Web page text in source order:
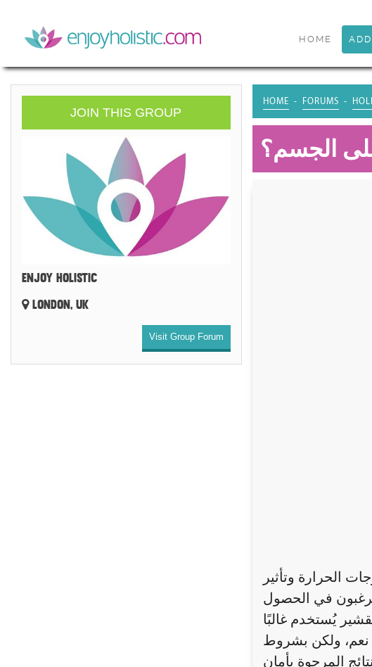
HOME
JOIN THIS GROUP
ENJOY HOLISTIC
LONDON, UK
Visit Group Forum
HOME FORUMS
الجسم؟
الحرارة وتأثير
في الحصول
يُستخدم غالبًا
نعم، ولكن بشروط